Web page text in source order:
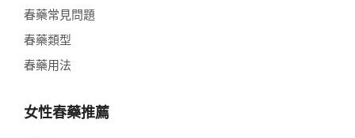
春藥常見問題
春藥類型
春藥用法
女性春藥推薦